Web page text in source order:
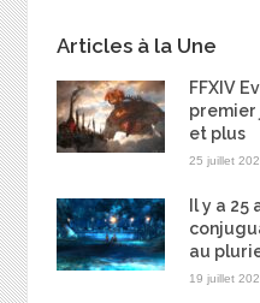
Articles à la Une
FFXIV
premier
et plus
25 juillet
Il y a 25
au
19 juillet